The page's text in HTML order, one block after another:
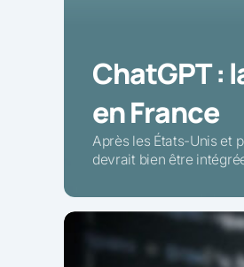
ChatGPT :
en France
Après les États-Unis et
devrait bien être